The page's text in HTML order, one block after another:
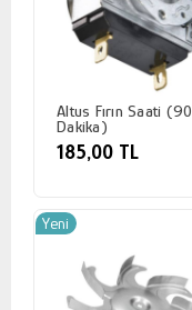
Altus Fırın Saati (90
Dakika)
185,00 TL
Yeni